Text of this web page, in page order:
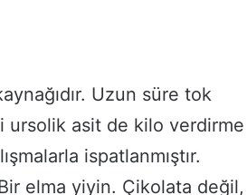
Uzun süre tok
ursolik asit de kilo verdirme
ispatlanmıştır.
elma yiyin. Çikolata değil,